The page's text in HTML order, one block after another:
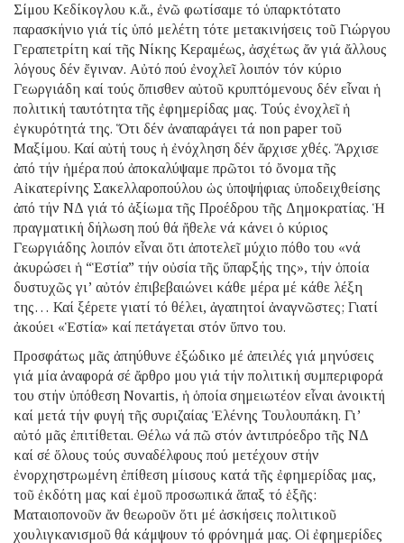
Σίμου Κεδίκογλου κ.ἄ., ἐνῶ φωτίσαμε τό ὑπαρκτότατο
παρασκήνιο γιά τίς ὑπό μελέτη τότε μετακινήσεις τοῦ Γιώργου
Γεραπετρίτη καί τῆς Νίκης Κεραμέως, ἀσχέτως ἄν γιά ἄλλους
λόγους δέν ἔγιναν. Αὐτό πού ἐνοχλεῖ λοιπόν τόν κύριο
Γεωργιάδη καί τούς ὄπισθεν αὐτοῦ κρυπτόμενους δέν εἶναι ἡ
πολιτική ταυτότητα τῆς ἐφημερίδας μας. Τούς ἐνοχλεῖ ἡ
ἐγκυρότητά της. Ὅτι δέν ἀναπαράγει τά non paper τοῦ
Μαξίμου. Καί αὐτή τους ἡ ἐνόχληση δέν ἄρχισε χθές. Ἄρχισε
ἀπό τήν ἡμέρα πού ἀποκαλύψαμε πρῶτοι τό ὄνομα τῆς
Αἰκατερίνης Σακελλαροπούλου ὡς ὑποψήφιας ὑποδειχθείσης
ἀπό τήν ΝΔ γιά τό ἀξίωμα τῆς Προέδρου τῆς Δημοκρατίας. Ἡ
πραγματική δήλωση πού θά ἤθελε νά κάνει ὁ κύριος
Γεωργιάδης λοιπόν εἶναι ὅτι ἀποτελεῖ μύχιο πόθο του «νά
ἀκυρώσει ἡ “Ἑστία” τήν οὐσία τῆς ὕπαρξής της», τήν ὁποία
δυστυχῶς γι’ αὐτόν ἐπιβεβαιώνει κάθε μέρα μέ κάθε λέξη
της… Καί ξέρετε γιατί τό θέλει, ἀγαπητοί ἀναγνῶστες; Γιατί
ἀκούει «Ἑστία» καί πετάγεται στόν ὕπνο του.
Προσφάτως μᾶς ἀπηύθυνε ἐξώδικο μέ ἀπειλές γιά μηνύσεις
γιά μία ἀναφορά σέ ἄρθρο μου γιά τήν πολιτική συμπεριφορά
του στήν ὑπόθεση Νοvartis, ἡ ὁποία σημειωτέον εἶναι ἀνοικτή
καί μετά τήν φυγή τῆς συριζαίας Ἑλένης Τουλουπάκη. Γι’
αὐτό μᾶς ἐπιτίθεται. Θέλω νά πῶ στόν ἀντιπρόεδρο τῆς ΝΔ
καί σέ ὅλους τούς συναδέλφους πού μετέχουν στήν
ἐνορχηστρωμένη ἐπίθεση μίισους κατά τῆς ἐφημερίδας μας,
τοῦ ἐκδότη μας καί ἐμοῦ προσωπικά ἅπαξ τό ἑξῆς:
Ματαιοπονοῦν ἄν θεωροῦν ὅτι μέ ἀσκήσεις πολιτικοῦ
χουλιγκανισμοῦ θά κάμψουν τό φρόνημά μας. Οἱ ἐφημερίδες